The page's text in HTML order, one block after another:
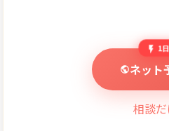
1
ネット
相談